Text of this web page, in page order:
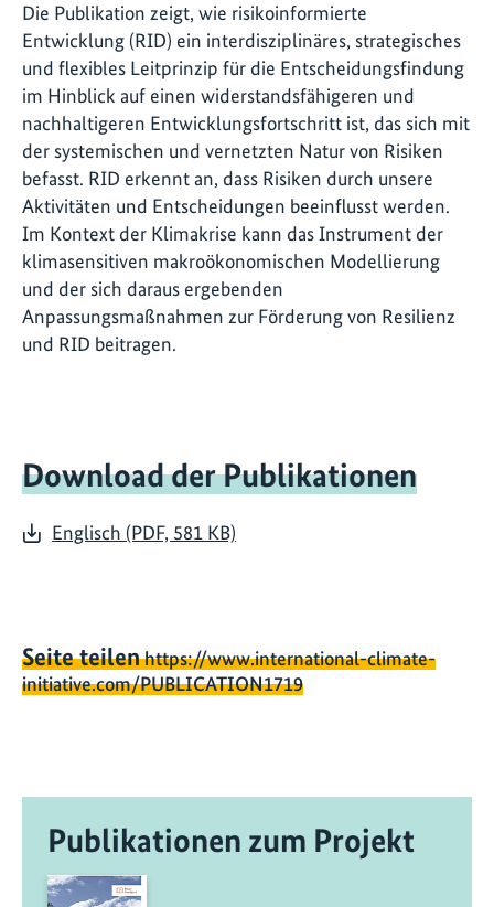
Die Publikation zeigt, wie risikoinformierte
Entwicklung (RID) ein interdisziplinäres, strategisches
und flexibles Leitprinzip für die Entscheidungsfindung
im Hinblick auf einen widerstandsfähigeren und
nachhaltigeren Entwicklungsfortschritt ist, das sich mit
der systemischen und vernetzten Natur von Risiken
befasst. RID erkennt an, dass Risiken durch unsere
Aktivitäten und Entscheidungen beeinflusst werden.
Im Kontext der Klimakrise kann das Instrument der
klimasensitiven makroökonomischen Modellierung
und der sich daraus ergebenden
Anpassungsmaßnahmen zur Förderung von Resilienz
und RID beitragen.
Download der Publikationen
Englisch (PDF, 581 KB)
Seite teilenhttps://www.international-climate-
initiative.com/PUBLICATION1719
Publikationen zum Projekt